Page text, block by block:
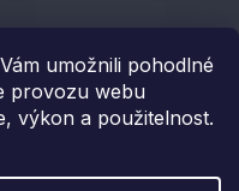
umožnili pohodlné
provozu webu
výkon a použitelnost.